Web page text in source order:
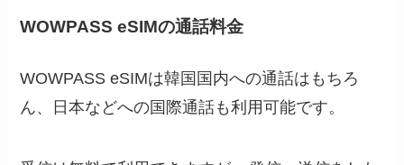
WOWPASS eSIMの通話料金
WOWPASS eSIMは韓国国内への通話はもちろ
ん、日本などへの国際通話も利用可能です。